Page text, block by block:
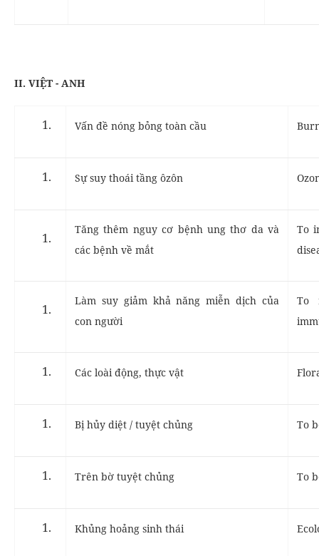
II. VIỆT - ANH
Vấn đề nóng bỏng toàn cầu
Sự suy thoái tầng ôzôn
Tăng thêm nguy cơ bệnh ung thơ da và
các bệnh về mắt
To
Làm suy giảm khả năng miễn dịch của
con người
To
Các loài động, thực vật
Bị hủy diệt / tuyệt chủng To
Trên bờ tuyệt chủng To
Khủng hoảng sinh thái